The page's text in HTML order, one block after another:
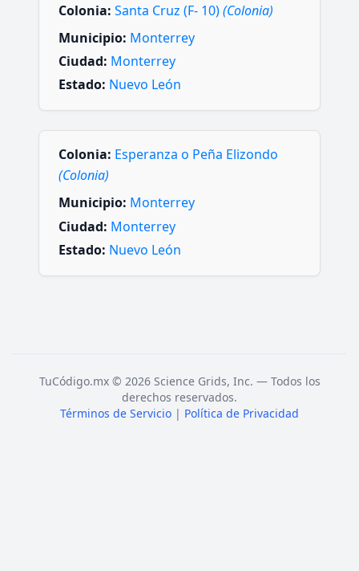
Colonia: Santa Cruz (F- 10)(Colonia)
Municipio: Monterrey
Ciudad: Monterrey
Estado: Nuevo León
Colonia: Esperanza o Peña Elizondo
(Colonia)
Municipio: Monterrey
Ciudad: Monterrey
Estado: Nuevo León
TuCódigo.mx © 2026 Science Grids, Inc. — Todos los
derechos reservados.
Términos de Servicio | Política de Privacidad